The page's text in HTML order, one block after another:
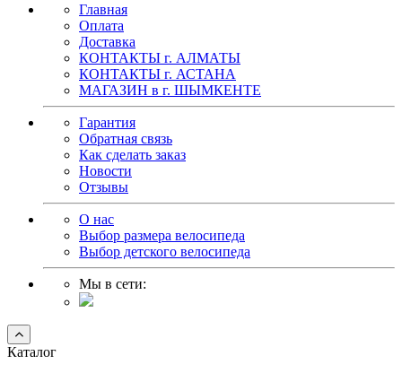
Главная
Оплата
Доставка
КОНТАКТЫ г. АЛМАТЫ
КОНТАКТЫ г. АСТАНА
МАГАЗИН в г. ШЫМКЕНТЕ
Гарантия
Обратная связь
Как сделать заказ
Новости
Отзывы
О нас
Выбор размера велосипеда
Выбор детского велосипеда
Мы в сети:
Каталог